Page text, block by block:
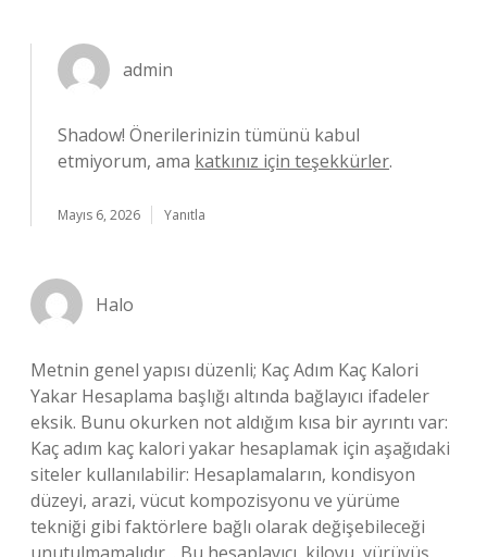
admin
Shadow! Önerilerinizin tümünü kabul
etmiyorum, ama katkınız için teşekkürler.
Mayıs 6, 2026 Yanıtla
Halo
Metnin genel yapısı düzenli; Kaç Adım Kaç Kalori
Yakar Hesaplama başlığı altında bağlayıcı ifadeler
eksik. Bunu okurken not aldığım kısa bir ayrıntı var:
Kaç adım kaç kalori yakar hesaplamak için aşağıdaki
siteler kullanılabilir: Hesaplamaların, kondisyon
düzeyi, arazi, vücut kompozisyonu ve yürüme
tekniği gibi faktörlere bağlı olarak değişebileceği